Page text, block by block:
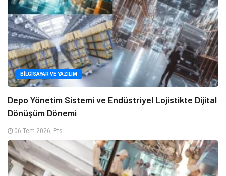
BILGISAYAR VE YAZILIM
Depo Yönetim Sistemi ve Endüstriyel Lojistikte Dijital
Dönüşüm Dönemi
06 Tem 2026, Pts